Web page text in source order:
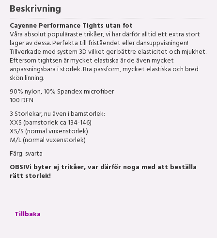
Beskrivning
Cayenne Performance Tights utan fot
Våra absolut populäraste trikåer, vi har därför alltid ett extra stort
lager av dessa. Perfekta till friståendet eller dansuppvisningen!
Tillverkade med system 3D vilket ger bättre elasticitet och mjukhet.
Eftersom tightsen är mycket elastiska är de även mycket
anpassningsbara i storlek. Bra passform, mycket elastiska och bred
skön linning.
90% nylon, 10% Spandex microfiber
100 DEN
3 Storlekar, nu även i barnstorlek:
XXS (barnstorlek ca 134-146)
XS/S (normal vuxenstorlek)
M/L (normal vuxenstorlek)
Färg: svarta
OBS!Vi byter ej trikåer, var därför noga med att beställa
rätt storlek!
Tillbaka